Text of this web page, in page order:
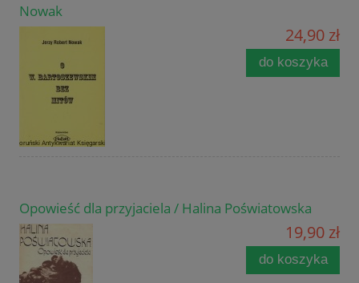
Nowak
24,90 zł
do koszyka
Opowieść dla przyjaciela / Halina Poświatowska
19,90 zł
do koszyka